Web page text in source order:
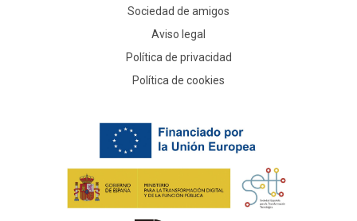
Sociedad de amigos
Aviso legal
Política de privacidad
Política de cookies